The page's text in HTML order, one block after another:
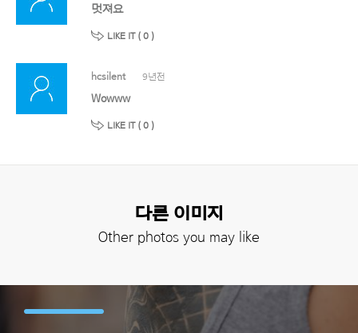
멋져요
LIKE IT ( 0 )
hcsilent 9년전
Wowww
LIKE IT ( 0 )
다른 이미지
Other photos you may like